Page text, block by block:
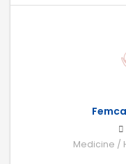
Medicine /